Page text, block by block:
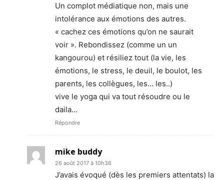
Un complot médiatique non, mais une
intolérance aux émotions des autres.
« cachez ces émotions qu’on ne saurait
voir ». Rebondissez (comme un un
kangourou) et résiliez tout (la vie, les
émotions, le stress, le deuil, le boulot, les
parents, les collègues, les… les..)
vive le yoga qui va tout résoudre ou le
daila…
Répondre
mike buddy
26 août 2017 à 10h36
J’avais évoqué (dès les premiers attentats) la